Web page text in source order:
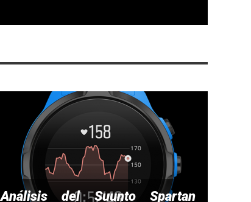
Análisis del Suunto Spartan